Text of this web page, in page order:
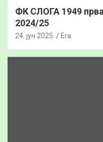
ФК СЛОГА 1949
2024/25
24. јун 2025. Era